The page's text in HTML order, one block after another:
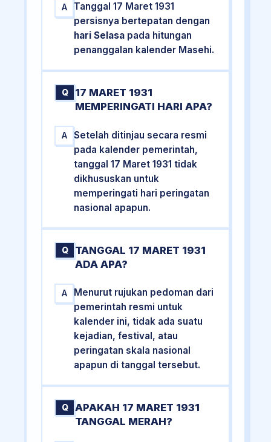
A
Tanggal 17 Maret 1931
persisnya bertepatan dengan
hari Selasa pada hitungan
penanggalan kalender Masehi.
Q
17 MARET 1931
MEMPERINGATI HARI APA?
A
Setelah ditinjau secara resmi
pada kalender pemerintah,
tanggal 17 Maret 1931 tidak
dikhususkan untuk
memperingati hari peringatan
nasional apapun.
Q
TANGGAL 17 MARET 1931
ADA APA?
A
Menurut rujukan pedoman dari
pemerintah resmi untuk
kalender ini, tidak ada suatu
kejadian, festival, atau
peringatan skala nasional
apapun di tanggal tersebut.
Q
APAKAH 17 MARET 1931
TANGGAL MERAH?